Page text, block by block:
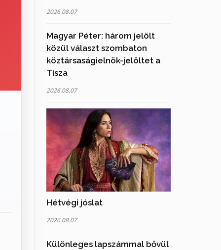
2026.08.07
Magyar Péter: három jelölt
közül választ szombaton
köztársaságielnök-jelöltet a
Tisza
2026.08.07
Hétvégi jóslat
2026.08.07
Különleges lapszámmal bővül